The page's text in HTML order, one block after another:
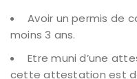
Avoir un permis de
moins 3 ans.
Etre muni d’une
cette attestation est